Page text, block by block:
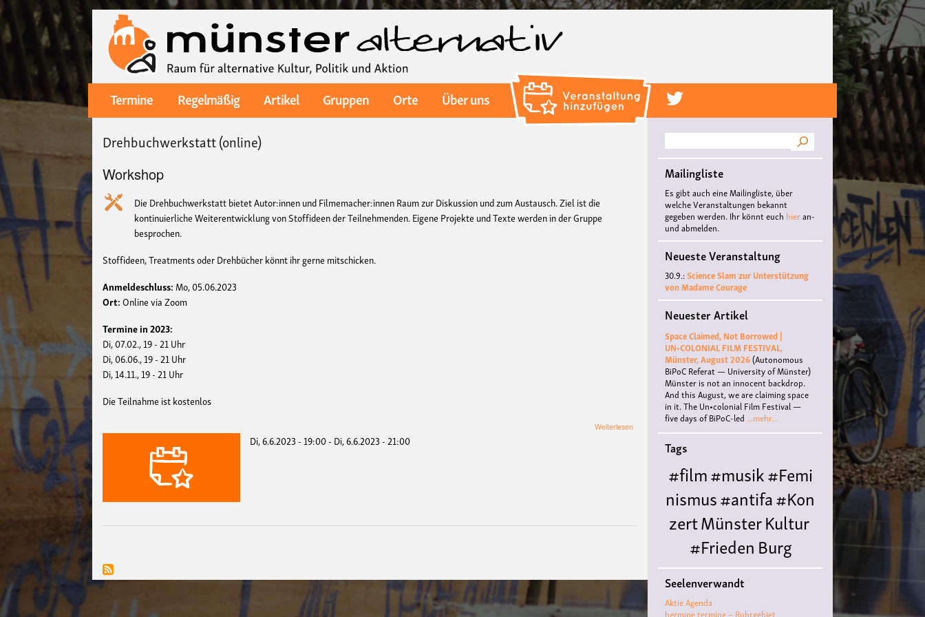
Inhalt
Main
navigation
Termine Regelmäßig Artikel Gruppen Orte
Über uns
Drehbuchwerkstatt (online)
Workshop
Die Drehbuchwerkstatt bietet Autor:innen und Filmemacher:innen Raum zur Diskussion und zum Austausch. Ziel ist die
kontinuierliche Weiterentwicklung von Stoffideen der Teilnehmenden. Eigene Projekte und Texte werden in der Gruppe
besprochen.
Stoffideen, Treatments oder Drehbücher könnt ihr gerne mitschicken.
Anmeldeschluss:Mo, 05.06.2023
Ort:Online via Zoom
Termine in 2023:
Di, 07.02., 19 - 21 Uhr
Di, 06.06., 19 - 21 Uhr
Di, 14.11., 19 - 21 Uhr
Die Teilnahme ist kostenlos
Weiterlesen
Drehbuchwerkstatt
Di, 6.6.2023 - 19:00- Di, 6.6.2023 - 21:00
Suche
Mailingliste
Es gibt auch eine Mailingliste, über
welche Veranstaltungen bekannt
gegeben werden. Ihr könnt euch hieran-
und abmelden.
Neueste Veranstaltung
30.9.:Science Slam zur Unterstützung
von Madame Courage
Neuester Artikel
Space Claimed, Not Borrowed |
UN•COLONIAL FILM FESTIVAL,
Münster, August 2026(Autonomous
BiPoC Referat — University of Münster)
Münster is not an innocent backdrop.
And this August, we are claiming space
in it. The Un•colonial Film Festival —
five days of BiPoC-led ...mehr...
Tags
#film#musik#Femi
nismus#antifa#Kon
zertMünsterKultur
#FriedenBurg
Hülshoffliteratur#
Queer#Workshop
Seelenverwandt
Aktie Agenda
hermine termine – Ruhrgebiet